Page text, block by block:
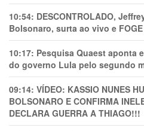
10:54: DESCONTROLADO,
Bolsonaro, surta ao vivo e
10:17: Pesquisa Quaest aponta
do governo Lula pelo segundo
09:14: VÍDEO: KASSIO NUNES
BOLSONARO E CONFIRMA
DECLARA GUERRA A THIAGO!!!